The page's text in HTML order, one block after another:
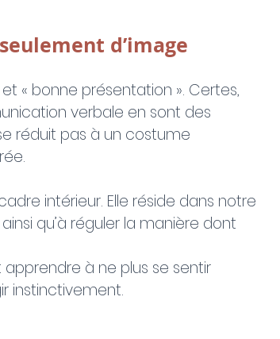
d’image
« bonne présentation ». Certes,
verbale en sont des
réduit pas à un costume
intérieur. Elle réside dans notre
qu’à réguler la manière dont
apprendre à ne plus se sentir
instinctivement.